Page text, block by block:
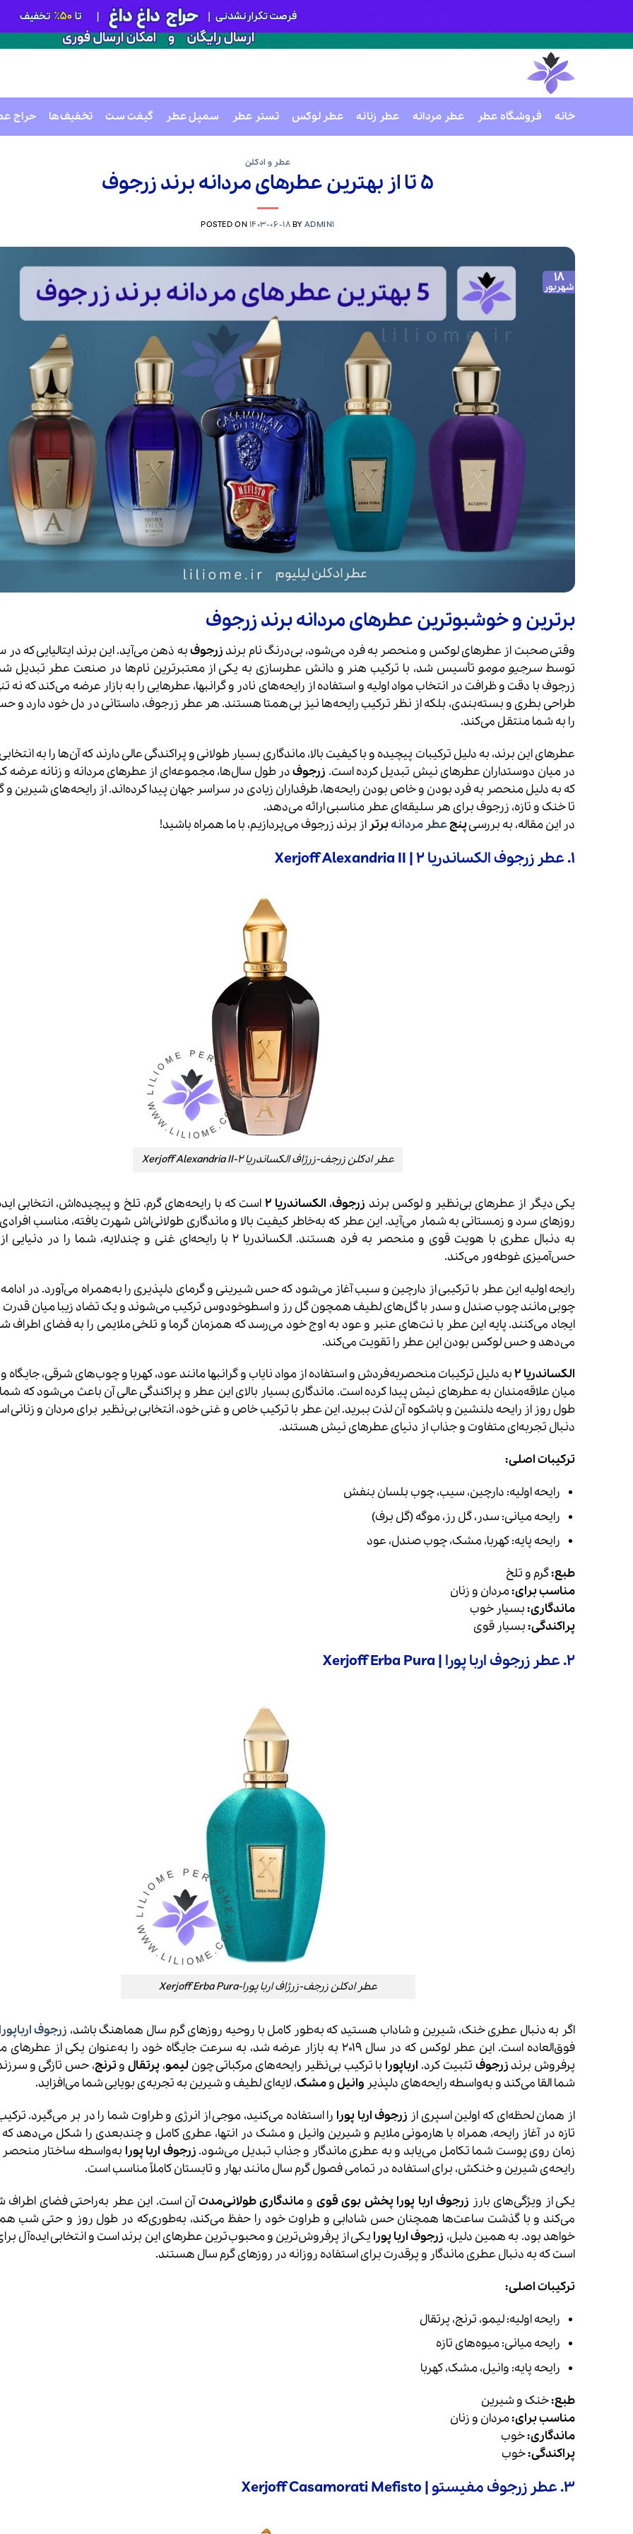
خانه فروشگاه عطر عطر مردانه عطر زنانه عطر لوکس تستر عطر سمپل عطر گیفت ست تخفیف‌ها حراج
عطر و ادکلن
5 تا از بهترین عطرهای مردانه برند زرجوف
POSTED ON1403-06-18BYADMIN1
18
شهریور
برترین و خوشبوترین عطرهای مردانه برند زرجوف
وقتی صحبت از عطرهای لوکس و منحصر به فرد می‌شود، بی‌درنگ نام برند زرجوف
توسطسرجیو مومو تأسیس شد، با ترکیب هنر و دانش عطرسازی به یکی از معتبرترین نام‌ها در صنعت عطر تبدیل
زرجوف با دقت و ظرافت در انتخاب مواد اولیه و استفاده از رایحه‌های نادر و گرانبها، عطرهایی را به بازار عرضه می‌کند که نه
طراحی بطری و بسته‌بندی، بلکه از نظر ترکیب رایحه‌ها نیز بی‌همتا هستند. هر عطر زرجوف، داستانی در دل خود دارد
را به شما منتقل می‌کند.
عطرهای این برند، به دلیل ترکیبات پیچیده و با کیفیت بالا، ماندگاری بسیار طولانی و پراکندگی عالی دارند که آن‌ها را به
در میان دوستداران عطرهای نیش تبدیل کرده است. زرجوفدر طول سال‌ها، مجموعه‌ای از عطرهای مردانه و زنانه عرضه
که به دلیل منحصر به فرد بودن و خاص بودن رایحه‌ها، طرفداران زیادی در سراسر جهان پیدا کرده‌اند. از رایحه‌های شیرین و
تا خنک و تازه، زرجوف برای هر سلیقه‌ای عطر مناسبی ارائه می‌دهد.
در این مقاله، به بررسیپنجعطر مردانهبرتر از برند زرجوف می‌پردازیم، با ما همراه باشید!
۱. عطر زرجوف الکساندریا ۲ | Xerjoff Alexandria II
عطر ادکلن زرجف-زرژاف الکساندریا 2-Xerjoff Alexandria II
یکی دیگر از عطرهای بی‌نظیر و لوکس برند زرجوف، الکساندریا ۲
است که با رایحه‌های گرم، تلخ و پیچیده‌اش، انتخابی
روزهای سرد و زمستانی به شمار می‌آید. این عطر که به‌خاطر کیفیت بالا و ماندگاری طولانی‌اش شهرت یافته، مناسب
به دنبال عطری با هویت قوی و منحصر به فرد هستند. الکساندریا ۲ با رایحه‌ای غنی و چندلایه، شما را
حس‌آمیزی غوطه‌ور می‌کند.
رایحه اولیه این عطر با ترکیبی از دارچین و سیب آغاز می‌شود که حس شیرینی و گرمای دلپذیری را به‌همراه می‌آورد. در
چوبی مانند چوب صندل و سدر با گل‌های لطیف همچون گل رز و اسطوخودوس ترکیب می‌شوند و یک تضاد زیبا میان قدرت
ایجاد می‌کنند. پایه این عطر با نت‌های عنبر و عود به اوج خود می‌رسد که همزمان گرما و تلخی ملایمی را به فضای اطراف
می‌دهد و حس لوکس بودن این عطر را تقویت می‌کند.
الکساندریا ۲
به دلیل ترکیبات منحصربه‌فردش و استفاده از مواد نایاب و گرانبها مانند عود، کهربا و چوب‌های شرقی، جایگاه
میان علاقه‌مندان به عطرهای نیش پیدا کرده است. ماندگاری بسیار بالای این عطر و پراکندگی عالی آن باعث می‌شود که
طول روز از رایحه دلنشین و باشکوه آن لذت ببرید. این عطر با ترکیب خاص و غنی خود، انتخابی بی‌نظیر برای مردان و زنانی
دنبال تجربه‌ای متفاوت و جذاب از دنیای عطرهای نیش هستند.
ترکیبات اصلی:
رایحه اولیه: دارچین، سیب، چوب بلسان بنفش
رایحه میانی: سدر، گل رز، موگه (گل برف)
رایحه پایه: کهربا، مشک، چوب صندل، عود
طبع:گرم و تلخ
مناسب برای:مردان و زنان
ماندگاری:بسیار خوب
پراکندگی:بسیار قوی
۲. عطر زرجوف اربا پورا | Xerjoff Erba Pura
عطر ادکلن زرجف-زرژاف اربا پورا-Xerjoff Erba Pura
اگر به دنبال عطری خنک، شیرین و شاداب هستید که به‌طور کامل با روحیه روزهای گرم سال هماهنگ باشد، زرجوف ارباپورا
فوق‌العاده است. این عطر لوکس که در سال ۲۰۱۹ به بازار عرضه شد، به سرعت جایگاه خود را به‌عنوان یکی از
پرفروش برند زرجوف تثبیت کرد. ارباپورا با ترکیب بی‌نظیر رایحه‌های مرکباتی چون لیمو، پرتقالوترنج، حس تازگی و
شما القا می‌کند و به‌واسطه رایحه‌های دلپذیر وانیلومشک، لایه‌ای لطیف و شیرین به تجربه‌ی بویایی شما می‌افزاید.
از همان لحظه‌ای که اولین اسپری از زرجوف اربا پورا را استفاده می‌کنید، موجی از انرژی و طراوت شما را در بر می‌گیرد.
تازه در آغاز رایحه، همراه با هارمونی ملایم و شیرین وانیل و مشک در انتها، عطری کامل و چندبعدی را شکل می‌دهد که
زمان روی پوست شما تکامل می‌یابد و به عطری ماندگار و جذاب تبدیل می‌شود. زرجوف اربا پورا به‌واسطه ساختار منحصر
رایحه‌ی شیرین و خنکش، برای استفاده در تمامی فصول گرم سال مانند بهار و تابستان کاملاً مناسب است.
یکی از ویژگی‌های بارز زرجوف اربا پورا پخش بوی قوی و ماندگاری طولانی‌مدتآن است. این عطر به‌راحتی فضای اطراف
می‌کند و با گذشت ساعت‌ها همچنان حس شادابی و طراوت خود را حفظ می‌کند، به‌طوری‌که در طول روز و حتی شب
خواهد بود. به همین دلیل، زرجوف اربا پورا یکی از پرفروش‌ترین و محبوب‌ترین عطرهای این برند است و انتخابی ایده‌آل
است که به دنبال عطری ماندگار و پرقدرت برای استفاده روزانه در روزهای گرم سال هستند.
ترکیبات اصلی:
رایحه اولیه: لیمو، ترنج، پرتقال
رایحه میانی: میوه‌های تازه
رایحه پایه: وانیل، مشک، کهربا
طبع:خنک و شیرین
مناسب برای:مردان و زنان
ماندگاری:خوب
پراکندگی:خوب
۳. عطر زرجوف مفیستو | Xerjoff Casamorati Mefisto